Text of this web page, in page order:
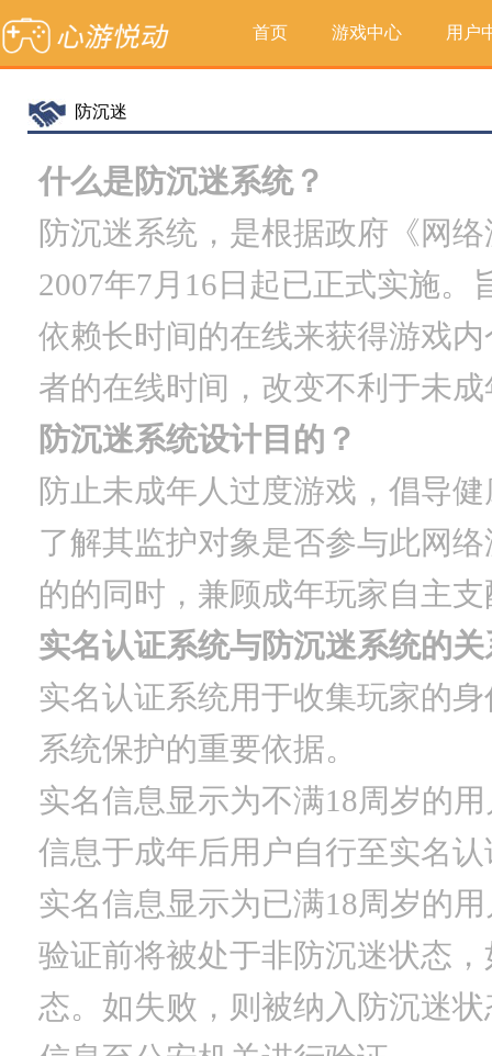
首页 游戏中心 用户
防沉迷
什么是防沉迷系统？
防沉迷系统，是根据政府《网
2007年7月16日起已正式实施
依赖长时间的在线来获得游戏
者的在线时间，改变不利于未
防沉迷系统设计目的？
防止未成年人过度游戏，倡导
了解其监护对象是否参与此网
的的同时，兼顾成年玩家自主
实名认证系统与防沉迷系统的
实名认证系统用于收集玩家的
系统保护的重要依据。
实名信息显示为不满18周岁的
信息于成年后用户自行至实名
实名信息显示为已满18周岁的
验证前将被处于非防沉迷状态
态。如失败，则被纳入防沉迷